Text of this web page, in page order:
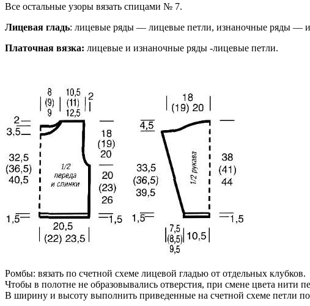
Все остальные узоры вязать спицами № 7.
Лицевая гладь: лицевые ряды — лицевые петли, изнаночные ряды —
Платочная вязка: лицевые и изнаночные ряды -лицевые петли.
Ромбы: вязать по счетной схеме лицевой гладью от отдельных клубков.
Чтобы в полотне не образовывались отверстия, при смене цвета нити
В ширину и высоту выполнить приведенные на счетной схеме петли по